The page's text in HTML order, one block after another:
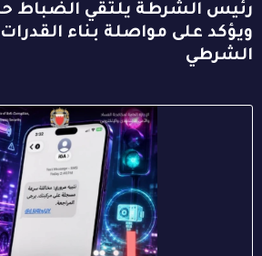
رئيس الشرطة يلتقي الضباط
ويؤكد على مواصلة بناء
الشرطي